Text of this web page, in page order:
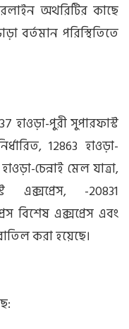
অথরিটির কাছে
বর্তমান পরিস্থিতিতে
হাওড়া-পুরী সুপারফাস্ট
12863 হাওড়া-
চেন্নাই মেল যাত্রা,
এক্সপ্রেস, -20831
বিশেষ এক্সপ্রেস এবং
করা হয়েছে।